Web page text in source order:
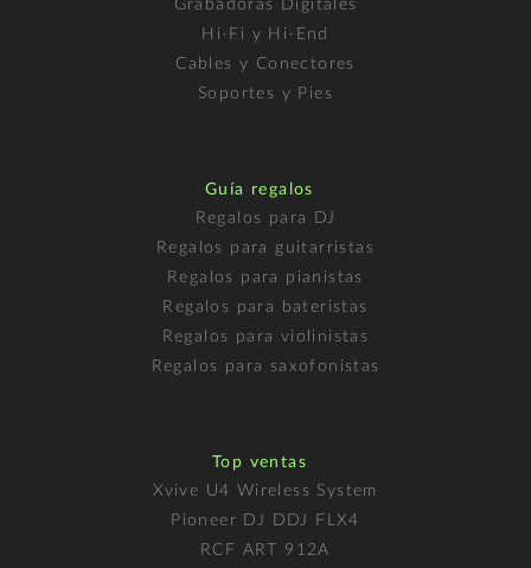
Grabadoras Digitales
Hi-Fi y Hi-End
Cables y Conectores
Soportes y Pies
Guía regalos
Regalos para DJ
Regalos para guitarristas
Regalos para pianistas
Regalos para bateristas
Regalos para violinistas
Regalos para saxofonistas
Top ventas
Xvive U4 Wireless System
Pioneer DJ DDJ FLX4
RCF ART 912A